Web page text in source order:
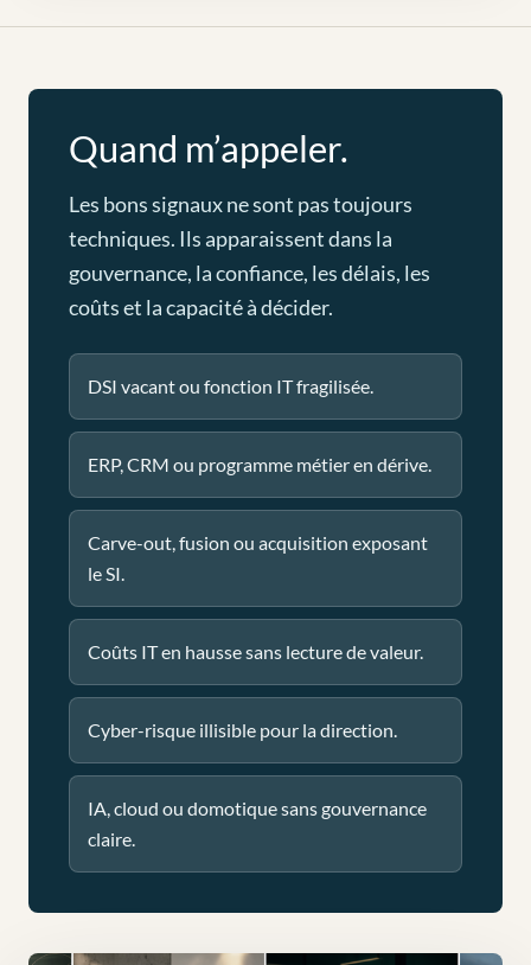
Quand m’appeler.
Les bons signaux ne sont pas toujours
techniques. Ils apparaissent dans la
gouvernance, la confiance, les délais, les
coûts et la capacité à décider.
DSI vacant ou fonction IT fragilisée.
ERP, CRM ou programme métier en dérive.
Carve-out, fusion ou acquisition exposant
le SI.
Coûts IT en hausse sans lecture de valeur.
Cyber-risque illisible pour la direction.
IA, cloud ou domotique sans gouvernance
claire.